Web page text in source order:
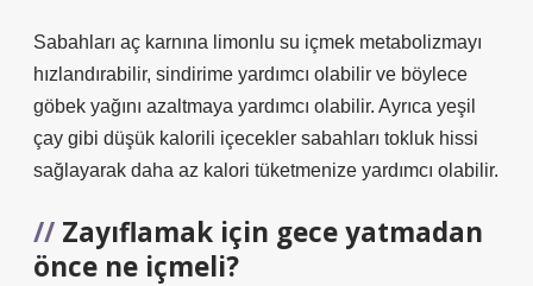
Sabahları aç karnına limonlu su içmek metabolizmayı
hızlandırabilir, sindirime yardımcı olabilir ve böylece
göbek yağını azaltmaya yardımcı olabilir. Ayrıca yeşil
çay gibi düşük kalorili içecekler sabahları tokluk hissi
sağlayarak daha az kalori tüketmenize yardımcı olabilir.
Zayıflamak için gece yatmadan
önce ne içmeli?